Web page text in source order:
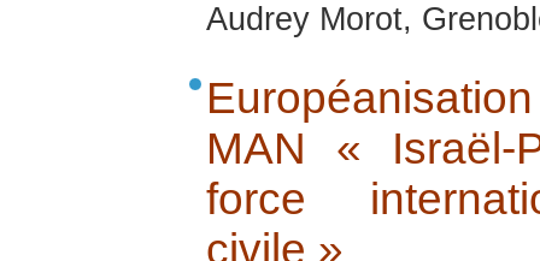
Audrey Morot,
MAN « Israël-
force
civile »